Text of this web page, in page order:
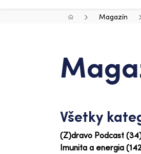
Magazín
Všetky
(Z)dravo Podcast
Imunita a energia